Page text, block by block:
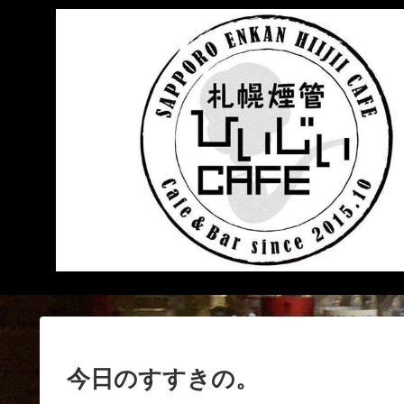
今日のすすきの。